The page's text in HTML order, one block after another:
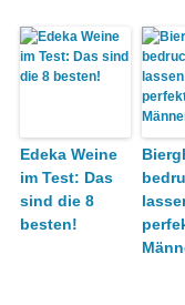
Edeka Weine
im Test: Das
sind die 8
besten!